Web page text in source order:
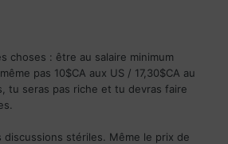
choses : être au salaire minimum
pas 10$CA aux US / 17,30$CA au
tu seras pas riche et tu devras faire
stériles. Même le prix de